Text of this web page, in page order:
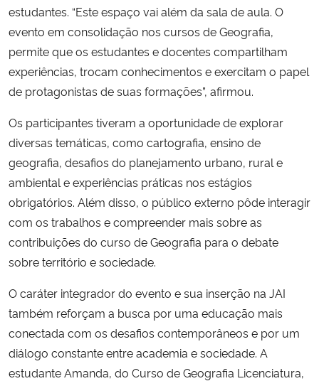
estudantes. “Este espaço vai além da sala de aula. O
evento em consolidação nos cursos de Geografia,
permite que os estudantes e docentes compartilham
experiências, trocam conhecimentos e exercitam o papel
de protagonistas de suas formações”, afirmou.
Os participantes tiveram a oportunidade de explorar
diversas temáticas, como cartografia, ensino de
geografia, desafios do planejamento urbano, rural e
ambiental e experiências práticas nos estágios
obrigatórios. Além disso, o público externo pôde interagir
com os trabalhos e compreender mais sobre as
contribuições do curso de Geografia para o debate
sobre território e sociedade.
O caráter integrador do evento e sua inserção na JAI
também reforçam a busca por uma educação mais
conectada com os desafios contemporâneos e por um
diálogo constante entre academia e sociedade. A
estudante Amanda, do Curso de Geografia Licenciatura,